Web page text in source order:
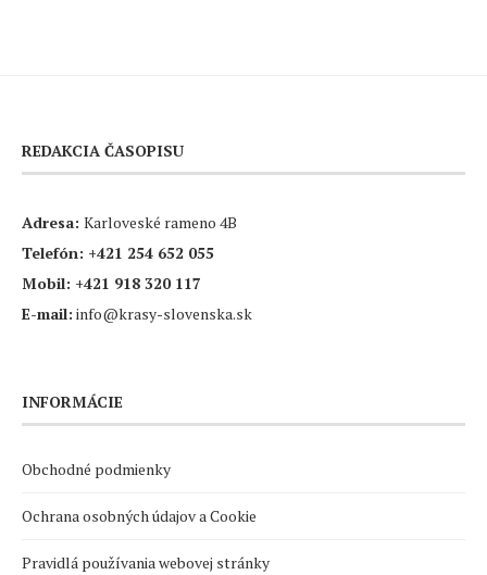
REDAKCIA ČASOPISU
Adresa: Karloveské rameno 4B
Telefón: +421 254 652 055
Mobil: +421 918 320 117
E-mail: info@krasy-slovenska.sk
INFORMÁCIE
Obchodné podmienky
Ochrana osobných údajov a Cookie
Pravidlá používania webovej stránky